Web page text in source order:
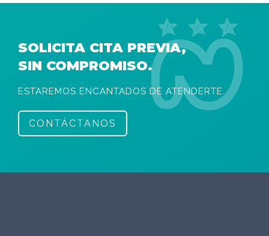
SOLICITA CITA PREVIA,
SIN COMPROMISO.
ESTAREMOS ENCANTADOS DE ATENDERTE.
CONTÁCTANOS